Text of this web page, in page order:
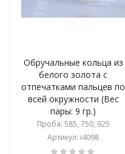
Обручальные кольца из
белого золота с
отпечатками пальцев по
всей окружности (Вес
пары: 9 гр.)
Проба: 585, 750, 925
Артикул: i4098